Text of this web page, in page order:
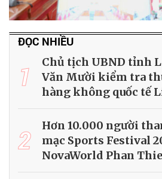
ĐỌC NHIỀU
1
Chủ tịch UBND tỉnh
Văn Mười kiểm tra
hàng không quốc tế
2
Hơn 10.000 người
mạc Sports Festival
NovaWorld Phan